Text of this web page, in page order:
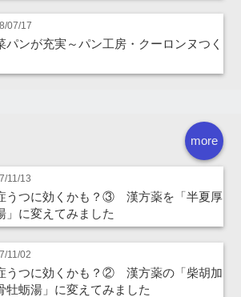
07/17
パンが充実～パン工房・クーロンヌつく
more
11/13
うつに効くかも？③ 漢方薬を「半夏厚
」に変えてみました
11/02
うつに効くかも？② 漢方薬の「柴胡加
牡蛎湯」に変えてみました